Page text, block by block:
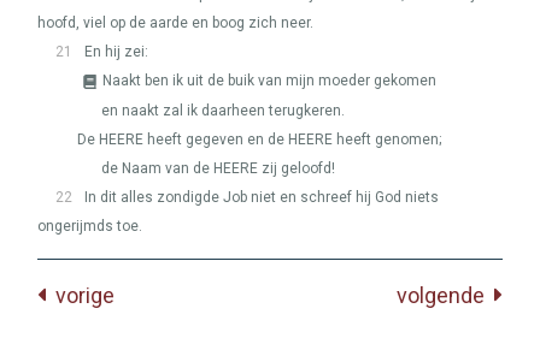
hoofd, viel op de aarde en boog zich neer.
21
En hij zei:
Naakt ben ik uit de buik van mijn moeder gekomen
en naakt zal ik daarheen terugkeren.
De HEERE heeft gegeven en de HEERE heeft genomen;
de Naam van de HEERE zij geloofd!
22
In dit alles zondigde Job niet en schreef hij God niets
ongerijmds toe.
vorige volgende